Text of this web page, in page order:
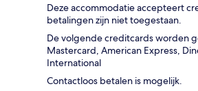
Deze accommodatie accepteert
betalingen zijn niet toegestaan.
De volgende creditcards worden
Mastercard, American Express,
International
Contactloos betalen is mogelijk.